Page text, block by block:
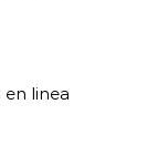
linea